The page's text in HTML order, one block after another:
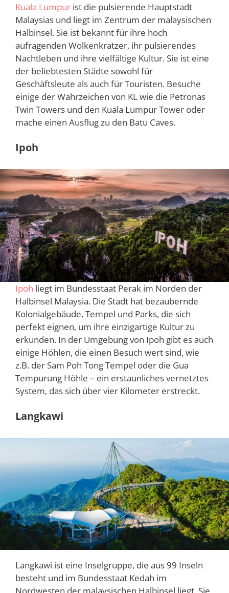
Kuala Lumpur ist die pulsierende Hauptstadt
Malaysias und liegt im Zentrum der malaysischen
Halbinsel. Sie ist bekannt für ihre hoch
aufragenden Wolkenkratzer, ihr pulsierendes
Nachtleben und ihre vielfältige Kultur. Sie ist eine
der beliebtesten Städte sowohl für
Geschäftsleute als auch für Touristen. Besuche
einige der Wahrzeichen von KL wie die Petronas
Twin Towers und den Kuala Lumpur Tower oder
mache einen Ausflug zu den Batu Caves.
Ipoh
Ipoh liegt im Bundesstaat Perak im Norden der
Halbinsel Malaysia. Die Stadt hat bezaubernde
Kolonialgebäude, Tempel und Parks, die sich
perfekt eignen, um ihre einzigartige Kultur zu
erkunden. In der Umgebung von Ipoh gibt es auch
einige Höhlen, die einen Besuch wert sind, wie
z.B. der Sam Poh Tong Tempel oder die Gua
Tempurung Höhle – ein erstaunliches vernetztes
System, das sich über vier Kilometer erstreckt.
Langkawi
Langkawi ist eine Inselgruppe, die aus 99 Inseln
besteht und im Bundesstaat Kedah im